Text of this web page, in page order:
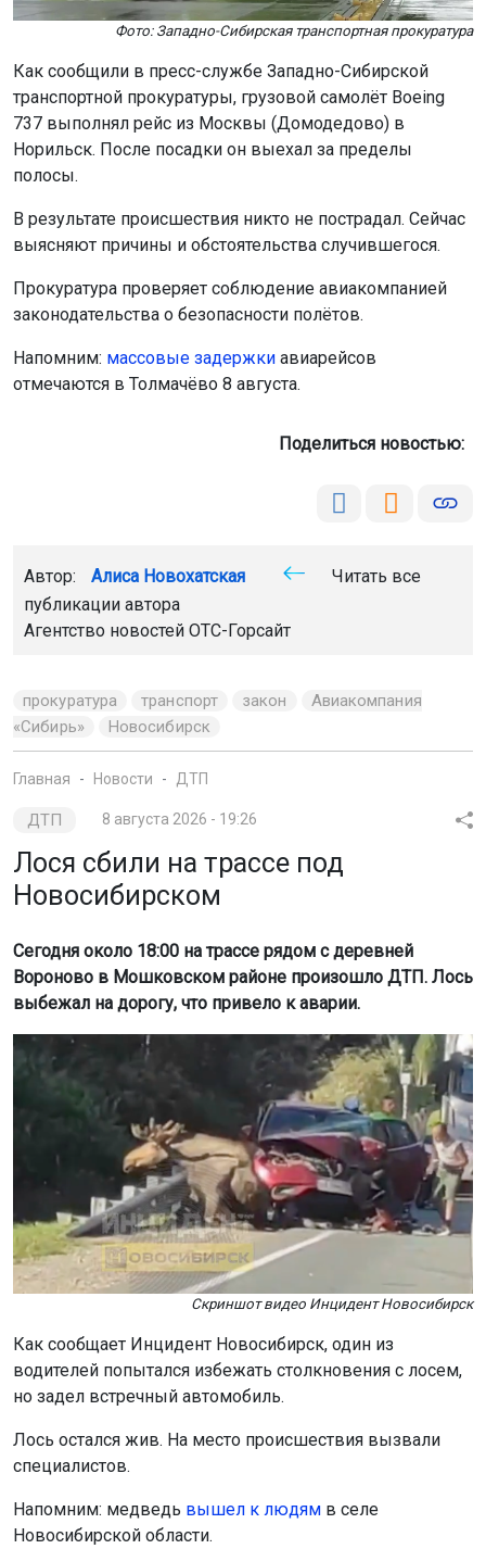
Фото: Западно-Сибирская транспортная прокуратура
Как сообщили в пресс-службе Западно-Сибирской
транспортной прокуратуры, грузовой самолёт Boeing
737 выполнял рейс из Москвы (Домодедово) в
Норильск. После посадки он выехал за пределы
полосы.
В результате происшествия никто не пострадал. Сейчас
выясняют причины и обстоятельства случившегося.
Прокуратура проверяет соблюдение авиакомпанией
законодательства о безопасности полётов.
Напомним: массовые задержки авиарейсов
отмечаются в Толмачёво 8 августа.
Поделиться новостью:
Автор: Алиса Новохатская
Читать все
публикации автора
Агентство новостей ОТС-Горсайт
прокуратура транспорт закон
Авиакомпания
«Сибирь»
Новосибирск
Главная Новости ДТП
ДТП 8 августа 2026 - 19:26
Лося сбили на трассе под
Новосибирском
Сегодня около 18:00 на трассе рядом с деревней
Вороново в Мошковском районе произошло ДТП. Лось
выбежал на дорогу, что привело к аварии.
Скриншот видео Инцидент Новосибирск
Как сообщает Инцидент Новосибирск, один из
водителей попытался избежать столкновения с лосем,
но задел встречный автомобиль.
Лось остался жив. На место происшествия вызвали
специалистов.
Напомним: медведь вышел к людям в селе
Новосибирской области.